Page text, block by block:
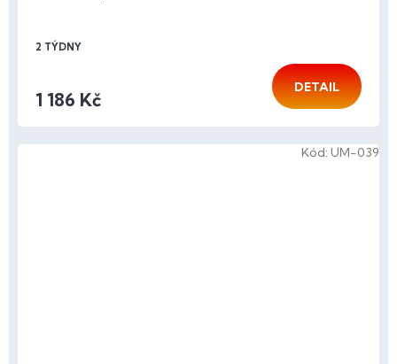
2 TÝDNY
1 186 Kč
DETAIL
Kód: UM-039